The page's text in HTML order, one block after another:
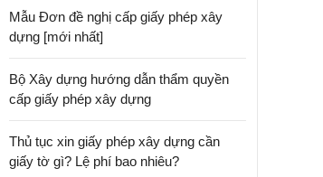
Mẫu Đơn đề nghị cấp giấy phép xây
dựng [mới nhất]
Bộ Xây dựng hướng dẫn thẩm quyền
cấp giấy phép xây dựng
Thủ tục xin giấy phép xây dựng cần
giấy tờ gì? Lệ phí bao nhiêu?